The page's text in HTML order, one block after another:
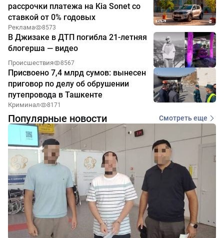
рассрочки платежа на Kia Sonet со
ставкой от 0% годовых
Реклама 8573
В Джизаке в ДТП погибла 21-летняя
блогерша — видео
Происшествия 8567
Присвоено 7,4 млрд сумов: вынесен
приговор по делу об обрушении
путепровода в Ташкенте
Криминал 8171
Популярные новости Смотреть еще